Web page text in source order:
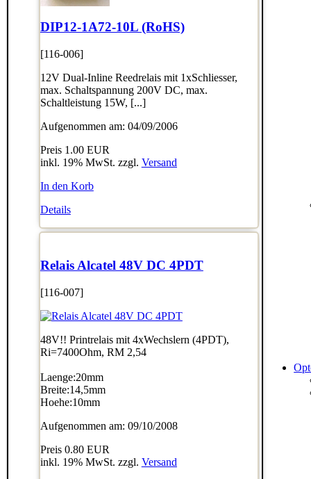
DIP12-1A72-10L (RoHS)
[116-006]
12V Dual-Inline Reedrelais mit 1xSchliesser,
max. Schaltspannung 200V DC, max.
Schaltleistung 15W, [...]
Aufgenommen am: 04/09/2006
Preis 1.00 EUR
inkl. 19% MwSt. zzgl. Versand
In den Korb
Details
Relais Alcatel 48V DC 4PDT
[116-007]
48V!! Printrelais mit 4xWechslern (4PDT),
Ri=7400Ohm, RM 2,54
Laenge:20mm
Breite:14,5mm
Hoehe:10mm
Aufgenommen am: 09/10/2008
Preis 0.80 EUR
inkl. 19% MwSt. zzgl. Versand